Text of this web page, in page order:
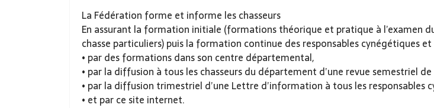
La Fédération forme et informe les chasseurs
En assurant la formation initiale (formations théorique et pratique à l’examen
chasse particuliers) puis la formation continue des responsables cynégétiques
• par des formations dans son centre départemental,
• par la diffusion à tous les chasseurs du département d’une revue semestriel de
• par la diffusion trimestriel d’une Lettre d’information à tous les responsables
• et par ce site internet.